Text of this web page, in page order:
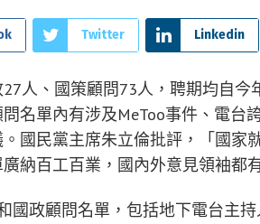
Twitter Linkedin
人、國策顧問73人，聘期均自
名單內有涉及MeToo事件、電台
國民黨主席朱立倫批評，「國家
納百工百業，國內外意見領袖都
國政顧問名單，包括地下電台主